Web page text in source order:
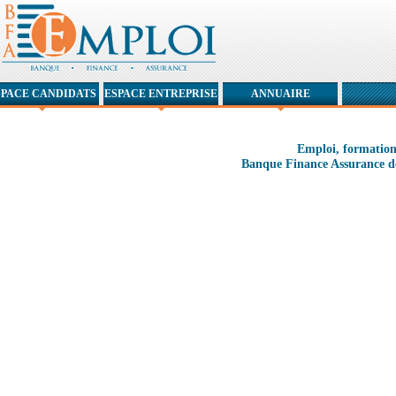
Emploi,
Banque Finance Assurance
CANDIDATS ESPACE ENTREPRISE ANNUAIRE